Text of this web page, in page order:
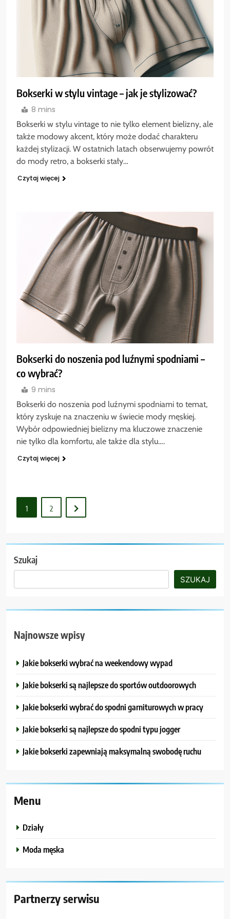
Bokserki w stylu vintage – jak je stylizować?
8 mins
Bokserki w stylu vintage to nie tylko element bielizny, ale
także modowy akcent, który może dodać charakteru
każdej stylizacji. W ostatnich latach obserwujemy powrót
do mody retro, a bokserki stały…
Czytaj więcej
Bokserki do noszenia pod luźnymi spodniami –
co wybrać?
9 mins
Bokserki do noszenia pod luźnymi spodniami to temat,
który zyskuje na znaczeniu w świecie mody męskiej.
Wybór odpowiedniej bielizny ma kluczowe znaczenie
nie tylko dla komfortu, ale także dla stylu….
Czytaj więcej
1 2
Szukaj
SZUKAJ
Najnowsze wpisy
Jakie bokserki wybrać na weekendowy wypad
Jakie bokserki są najlepsze do sportów outdoorowych
Jakie bokserki wybrać do spodni garniturowych w pracy
Jakie bokserki są najlepsze do spodni typu jogger
Jakie bokserki zapewniają maksymalną swobodę ruchu
Menu
Działy
Moda męska
Partnerzy serwisu